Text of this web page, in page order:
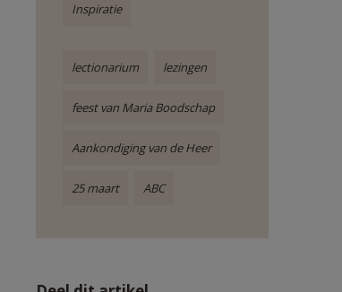
Inspiratie
lectionarium lezingen
feest van Maria Boodschap
Aankondiging van de Heer
25 maart ABC